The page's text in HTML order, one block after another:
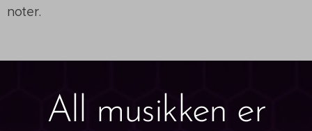
noter.
All musikken er